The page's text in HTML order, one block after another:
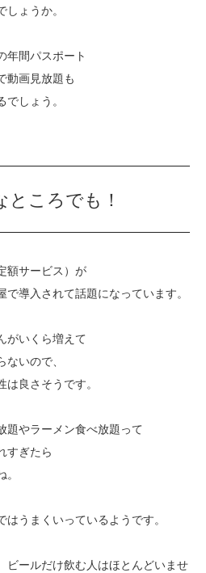
しょうか。
年間パスポート
動画見放題も
しょう。
ころでも！
額サービス）が
導入されて話題になっています。
がいくら増えて
いので、
良さそうです。
題やラーメン食べ放題って
すぎたら
うまくいっているようです。
ビールだけ飲む人はほとんどいませ